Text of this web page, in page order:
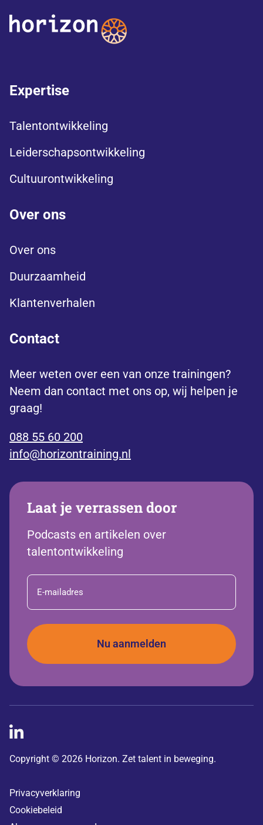
Expertise
Talentontwikkeling
Leiderschapsontwikkeling
Cultuurontwikkeling
Over ons
Over ons
Duurzaamheid
Klantenverhalen
Contact
Meer weten over een van onze trainingen?
Neem dan contact met ons op, wij helpen je
graag!
088 55 60 200
info@horizontraining.nl
Laat je verrassen door
Podcasts en artikelen over
talentontwikkeling
E-
mailadres
Copyright © 2026 Horizon. Zet talent in beweging.
Privacyverklaring
Cookiebeleid